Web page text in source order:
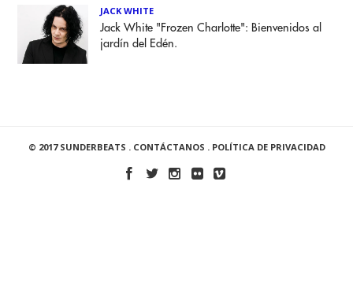
JACK WHITE
Jack White "Frozen Charlotte": Bienvenidos al
jardín del Edén.
© 2017 SUNDERBEATS . CONTÁCTANOS . POLÍTICA DE PRIVACIDAD